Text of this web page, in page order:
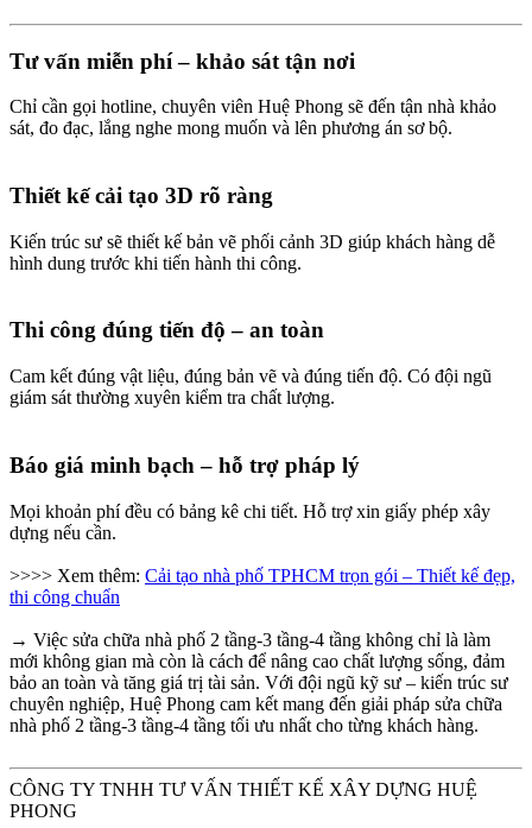
Tư vấn miễn phí – khảo sát tận nơi​
Chỉ cần gọi hotline, chuyên viên Huệ Phong sẽ đến tận nhà khảo
sát, đo đạc, lắng nghe mong muốn và lên phương án sơ bộ.
Thiết kế cải tạo 3D rõ ràng​
Kiến trúc sư sẽ thiết kế bản vẽ phối cảnh 3D giúp khách hàng dễ
hình dung trước khi tiến hành thi công.
Thi công đúng tiến độ – an toàn​
Cam kết đúng vật liệu, đúng bản vẽ và đúng tiến độ. Có đội ngũ
giám sát thường xuyên kiểm tra chất lượng.
Báo giá minh bạch – hỗ trợ pháp lý​
Mọi khoản phí đều có bảng kê chi tiết. Hỗ trợ xin giấy phép xây
dựng nếu cần.
>>>> Xem thêm: Cải tạo nhà phố TPHCM trọn gói – Thiết kế đẹp,
thi công chuẩn
→ Việc sửa chữa nhà phố 2 tầng-3 tầng-4 tầng không chỉ là làm
mới không gian mà còn là cách để nâng cao chất lượng sống, đảm
bảo an toàn và tăng giá trị tài sản. Với đội ngũ kỹ sư – kiến trúc sư
chuyên nghiệp, Huệ Phong cam kết mang đến giải pháp sửa chữa
nhà phố 2 tầng-3 tầng-4 tầng tối ưu nhất cho từng khách hàng.
CÔNG TY TNHH TƯ VẤN THIẾT KẾ XÂY DỰNG HUỆ
PHONG